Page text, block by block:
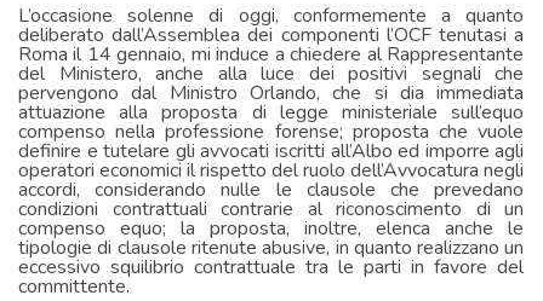
L’occasione solenne di oggi, conformemente a quanto
deliberato dall’Assemblea dei componenti l’OCF tenutasi a
Roma il 14 gennaio, mi induce a chiedere al Rappresentante
del Ministero, anche alla luce dei positivi segnali che
pervengono dal Ministro Orlando, che si dia immediata
attuazione alla proposta di legge ministeriale sull’equo
compenso nella professione forense; proposta che vuole
definire e tutelare gli avvocati iscritti all’Albo ed imporre agli
operatori economici il rispetto del ruolo dell’Avvocatura negli
accordi, considerando nulle le clausole che prevedano
condizioni contrattuali contrarie al riconoscimento di un
compenso equo; la proposta, inoltre, elenca anche le
tipologie di clausole ritenute abusive, in quanto realizzano un
eccessivo squilibrio contrattuale tra le parti in favore del
committente.